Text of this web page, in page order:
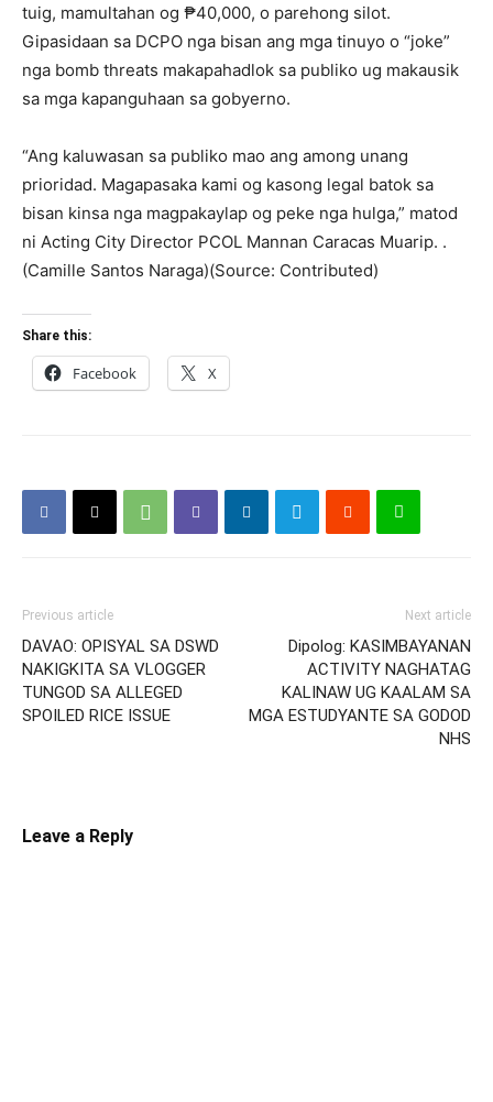
tuig, mamultahan og ₱40,000, o parehong silot.
Gipasidaan sa DCPO nga bisan ang mga tinuyo o “joke”
nga bomb threats makapahadlok sa publiko ug makausik
sa mga kapanguhaan sa gobyerno.
“Ang kaluwasan sa publiko mao ang among unang
prioridad. Magapasaka kami og kasong legal batok sa
bisan kinsa nga magpakaylap og peke nga hulga,” matod
ni Acting City Director PCOL Mannan Caracas Muarip. .
(Camille Santos Naraga)(Source: Contributed)
Share this:
Facebook X
Previous article
DAVAO: OPISYAL SA DSWD
NAKIGKITA SA VLOGGER
TUNGOD SA ALLEGED
SPOILED RICE ISSUE
Next article
Dipolog: KASIMBAYANAN
ACTIVITY NAGHATAG
KALINAW UG KAALAM SA
MGA ESTUDYANTE SA GODOD
NHS
Leave a Reply